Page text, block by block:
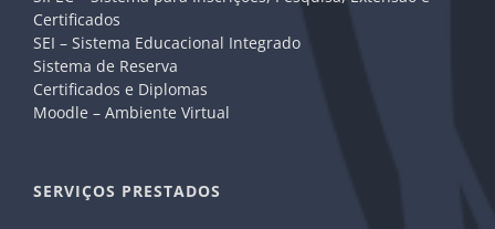
Certificados
SEI – Sistema Educacional Integrado
Sistema de Reserva
Certificados e Diplomas
Moodle – Ambiente Virtual
SERVIÇOS PRESTADOS